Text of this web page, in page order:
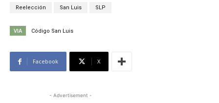
Reelección San Luis SLP
VIA Código San Luis
Facebook X
- Advertisement -